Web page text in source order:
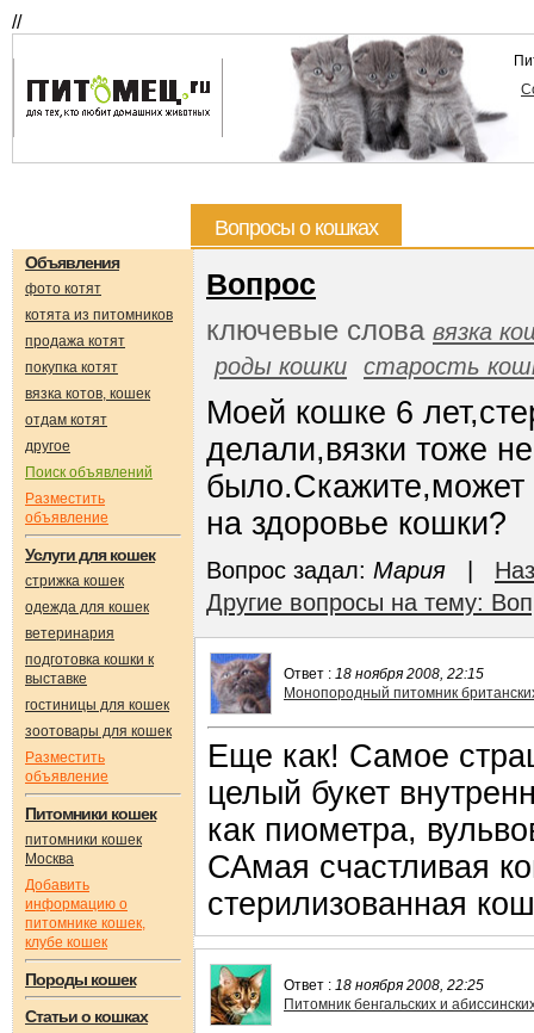
//
Вопросы о кошках
Объявления
фото котят
котята из питомников
продажа котят
покупка котят
вязка котов, кошек
отдам котят
другое
Поиск объявлений
Разместить
объявление
Услуги для кошек
стрижка кошек
одежда для кошек
ветеринария
подготовка кошки к
выставке
гостиницы для кошек
зоотовары для кошек
Разместить
объявление
Питомники кошек
питомники кошек
Москва
Добавить
информацию о
питомнике кошек,
клубе кошек
Породы кошек
Статьи о кошках
Вопрос
ключевые слова вязка
роды кошки
старость
Моей кошке 6
делали,вязки тоже не
было.Скажите,может
на здоровье кошки?
Вопрос задал: Мария
Другие вопросы на тему:
Ответ : 18 ноября 2008, 22:15
Монопородный питомник
Еще как! Самое
целый букет
как пиометра,
САмая счастливая
стерилизованная
Ответ : 18 ноября 2008, 22:25
Питомник бенгальских и